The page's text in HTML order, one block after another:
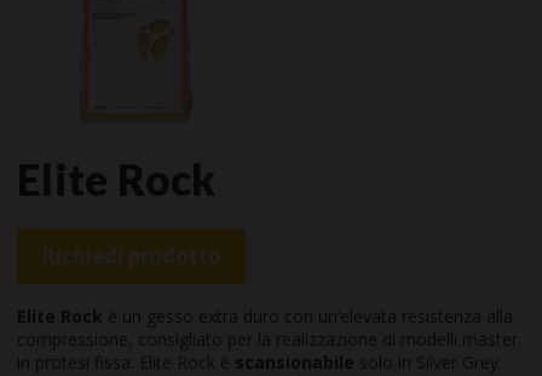
Elite Rock
Richiedi prodotto
Elite Rock è un gesso extra duro con un’elevata resistenza alla
compressione, consigliato per la realizzazione di modelli master
in protesi fissa. Elite Rock è scansionabile solo in Silver Grey.